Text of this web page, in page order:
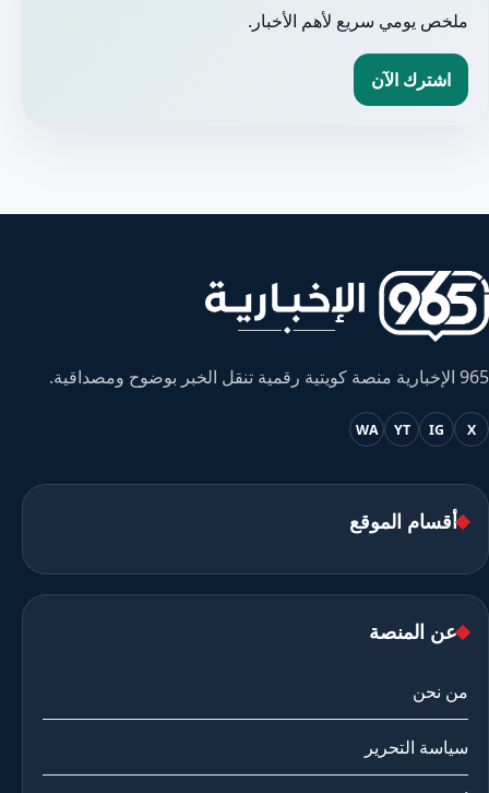
ملخص يومي سريع لأهم الأخبار.
اشترك الآن
965 الإخبارية منصة كويتية رقمية تنقل الخبر بوضوح ومصداقية.
X
IG
YT
WA
أقسام الموقع
عن المنصة
من نحن
سياسة التحرير